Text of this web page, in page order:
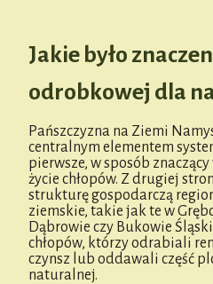
Jakie było
odrobkowej dla
Pańszczyzna na Ziemi
centralnym elementem
pierwsze, w sposób
życie chłopów. Z drugiej
strukturę gospodarczą
ziemskie, takie jak te w
Dąbrowie czy Bukowie
chłopów, którzy odrabiali
czynsz lub oddawali część
naturalnej.